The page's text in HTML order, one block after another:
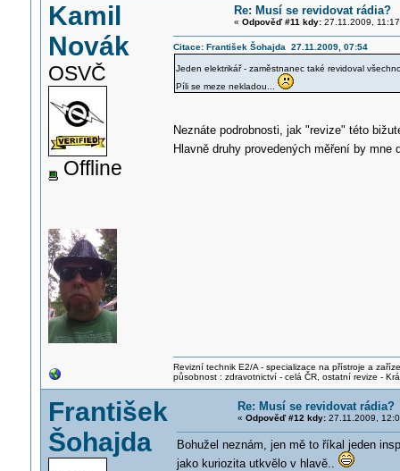
Kamil
Novák
OSVČ
Offline
Re: Musí se revidovat rádia?
« Odpověď #11 kdy:27.11.2009,
Citace: František Šohajda 27.11.2009, 07:54
Jeden elektrikář - zaměstnanec také revidoval
Píli se meze nekladou...
Neznáte podrobnosti, jak "revize" této
Hlavně druhy provedených měření by
Revizní technik E2/A - specializace na přístroje a
působnost : zdravotnictví - celá ČR, ostatní revize -
František
Šohajda
Re: Musí se revidovat rádia?
« Odpověď #12 kdy:27.11.2009,
Bohužel neznám, jen mě to říkal jeden
jako kuriozita utkvělo v hlavě..